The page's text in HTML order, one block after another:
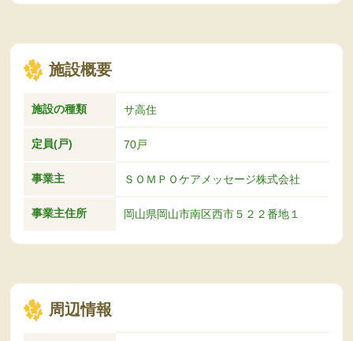
施設概要
施設の種類 サ高住
定員(戸) 70戸
事業主 ＳＯＭＰＯケアメッセージ株式会社
事業主住所 岡山県岡山市南区西市５２２番地１
周辺情報